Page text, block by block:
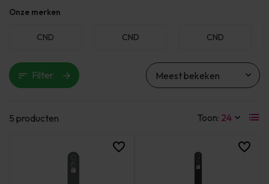
Onze merken
CND CND CND
Filter
5 producten Toon: